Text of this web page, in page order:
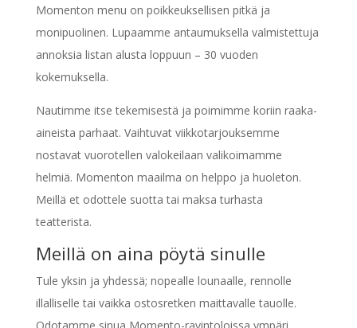
Momenton menu on poikkeuksellisen pitkä ja
monipuolinen. Lupaamme antaumuksella valmistettuja
annoksia listan alusta loppuun – 30 vuoden
kokemuksella.
Nautimme itse tekemisestä ja poimimme koriin raaka-
aineista parhaat. Vaihtuvat viikkotarjouksemme
nostavat vuorotellen valokeilaan valikoimamme
helmiä. Momenton maailma on helppo ja huoleton.
Meillä et odottele suotta tai maksa turhasta
teatterista.
Meillä on aina pöytä sinulle
Tule yksin ja yhdessä; nopealle lounaalle, rennolle
illalliselle tai vaikka ostosretken maittavalle tauolle.